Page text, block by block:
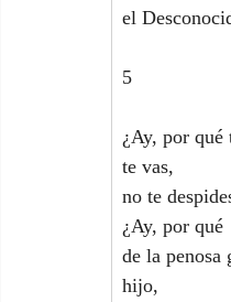
el
5
¿Ay, por
te vas,
no te
¿Ay, por qué
de la penosa
hijo,